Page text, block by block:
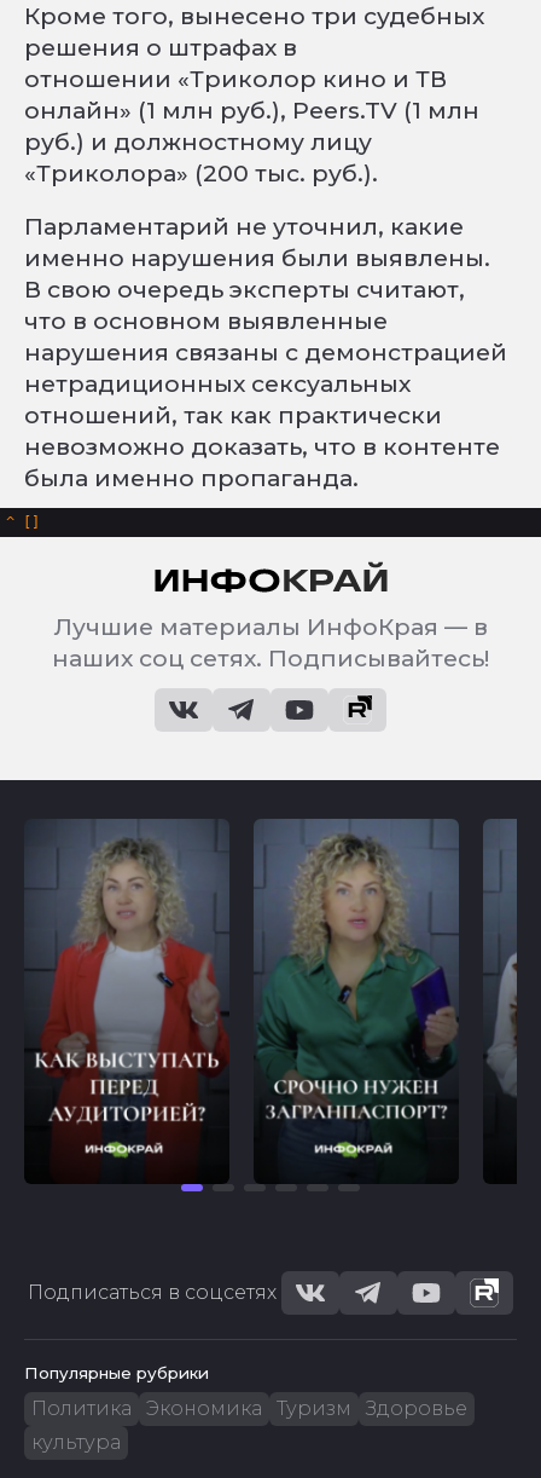
Кроме того, вынесено три судебных
решения о штрафах в
отношении «Триколор кино и ТВ
онлайн» (1 млн руб.), Peers.TV (1 млн
руб.) и должностному лицу
«Триколора» (200 тыс. руб.).
Парламентарий не уточнил, какие
именно нарушения были выявлены.
В свою очередь эксперты считают,
что в основном выявленные
нарушения связаны с демонстрацией
нетрадиционных сексуальных
отношений, так как практически
невозможно доказать, что в контенте
была именно пропаганда.
^
Лучшие материалы ИнфоКрая — в
наших соц сетях. Подписывайтесь!
Подписаться в соцсетях
Популярные рубрики
Политика Экономика Туризм
Здоровье
культура